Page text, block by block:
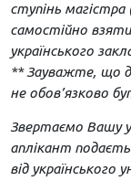
ступінь
самостійно
українського
** Зауважте, що
не обов’язково
Звертаємо Вашу
аплікант
від